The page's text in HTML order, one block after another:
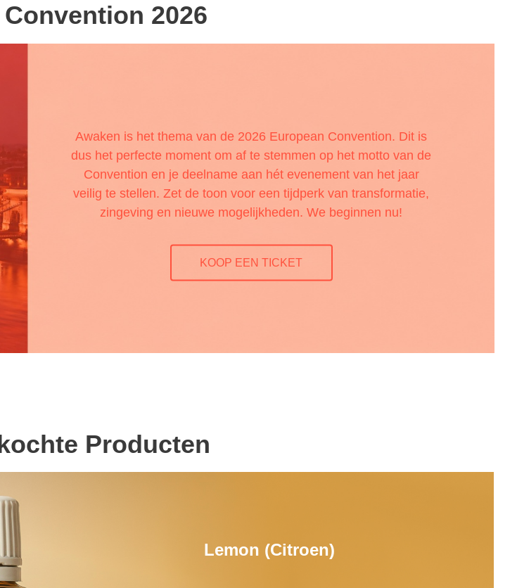
2026
Awaken is het thema van de 2026 European Convention. Dit is
dus het perfecte moment om af te stemmen op het motto van de
Convention en je deelname aan hét evenement van het jaar
veilig te stellen. Zet de toon voor een tijdperk van transformatie,
zingeving en nieuwe mogelijkheden. We beginnen nu!
KOOP EEN TICKET
Producten
Lemon (Citroen)